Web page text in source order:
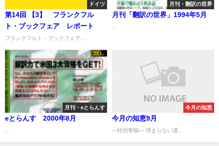
ドイツ
第14回 【3】 フランクフル
ト・ブックフェア レポート
フランクフルト・ブックフェア...
月刊・翻訳の世界
月刊「翻訳の世界」1994年5月
月刊・eとらんす
eとらんす 2000年8月
今月の知恵
今月の知恵9月
―特別寄稿― 埋まらない溝...